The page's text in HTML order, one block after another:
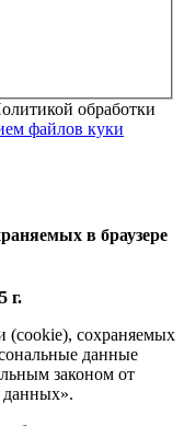
обработки
файлов куки
в браузере
г.
(cookie), сохраняемых
данные
законом от